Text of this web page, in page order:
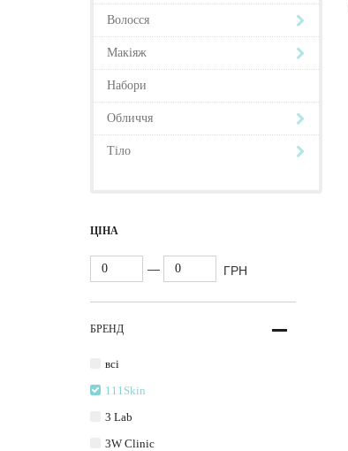
Волосся
Макіяж
Набори
Обличчя
Тіло
ЦІНА
— ГРН
БРЕНД
всі
111Skin
3 Lab
3W Clinic